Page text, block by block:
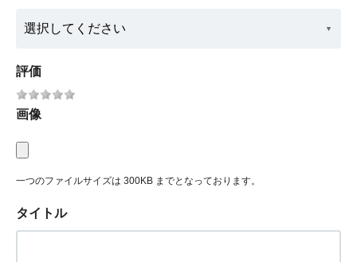
評価
画像
一つのファイルサイズは 300KB までとなっております。
タイトル